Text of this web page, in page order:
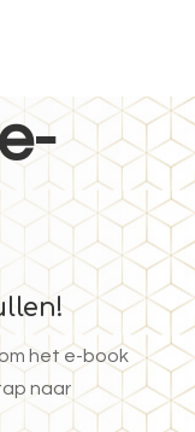
het e-book
naar